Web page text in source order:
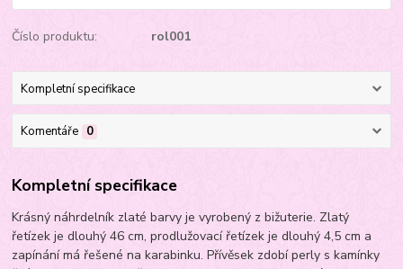
Číslo produktu: rol001
Kompletní specifikace
Komentáře 0
Kompletní specifikace
Krásný náhrdelník zlaté barvy je vyrobený z bižuterie. Zlatý
řetízek je dlouhý 46 cm, prodlužovací řetízek je dlouhý 4,5 cm a
zapínání má řešené na karabinku. Přívěsek zdobí perly s kamínky